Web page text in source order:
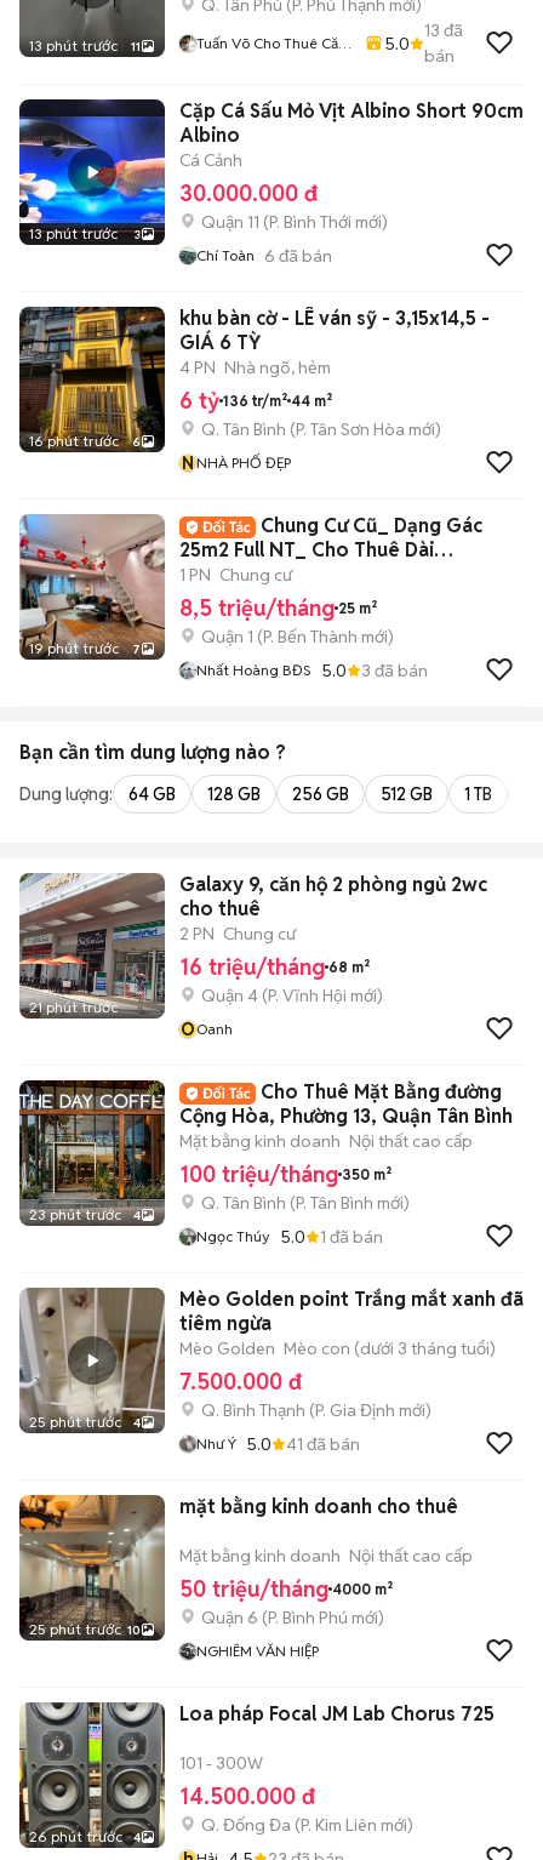
13 phút trước 11
Q. Tân Phú ( P. Phú Thạnh mới)
Tuấn Võ Cho Thuê Căn
5.0
13 đã
bán
13 phút trước 3
Cặp Cá Sấu Mỏ Vịt Albino Short 90cm
Albino
Cá Cảnh
30.000.000 đ
Quận 11 (P. Bình Thới mới)
Chí Toàn 6 đã bán
16 phút trước 6
khu bàn cờ - LÊ ván sỹ - 3,15x14,5 -
GIÁ 6 TỲ
4 PN Nhà ngõ, hẻm
6 tỷ 136 tr/m² 44 m²
Q. Tân Bình (P. Tân Sơn Hòa mới)
NNHÀ PHỐ ĐẸP
19 phút trước 7
Chung Cư Cũ_ Dạng Gác
25m2 Full NT_ Cho Thuê Dài
Hạn_Ngay Chợ BThanh
1 PN Chung cư
8,5 triệu/tháng 25 m²
Quận 1 (P. Bến Thành mới)
Nhất Hoàng BĐS 5.0 3 đã bán
Bạn cần tìm dung lượng nào ?
Dung lượng: 64 GB 128 GB 256 GB 512 GB 1 TB
21 phút trước
Galaxy 9, căn hộ 2 phòng ngủ 2wc
cho thuê
2 PN Chung cư
16 triệu/tháng 68 m²
Quận 4 (P. Vĩnh Hội mới)
OOanh
23 phút trước 4
Cho Thuê Mặt Bằng đường
Cộng Hòa, Phường 13, Quận Tân Bình
Mặt bằng kinh doanh Nội thất cao cấp
100 triệu/tháng 350 m²
Q. Tân Bình (P. Tân Bình mới)
Ngọc Thúy 5.0 1 đã bán
25 phút trước 4
Mèo Golden point Trắng mắt xanh đã
tiêm ngừa
Mèo Golden Mèo con (dưới 3 tháng tuổi)
7.500.000 đ
Q. Bình Thạnh (P. Gia Định mới)
Như Ý 5.0 41 đã bán
25 phút trước 10
mặt bằng kinh doanh cho thuê
Mặt bằng kinh doanh Nội thất cao cấp
50 triệu/tháng 4000 m²
Quận 6 (P. Bình Phú mới)
NGHIÊM VĂN HIỆP
26 phút trước 4
Loa pháp Focal JM Lab Chorus 725
101 - 300W
14.500.000 đ
Q. Đống Đa (P. Kim Liên mới)